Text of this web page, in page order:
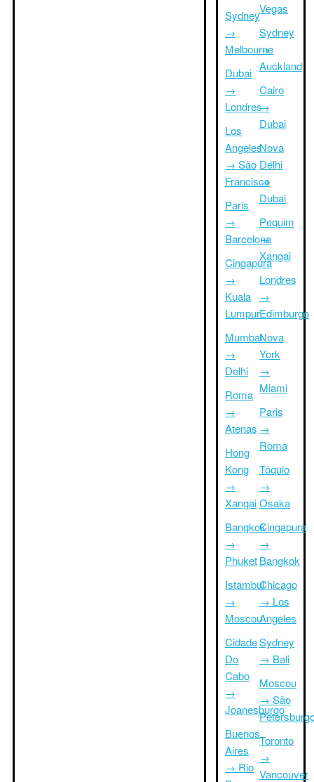
Sydney
→
Melbourne
Dubai
→
Londres
Los
Angeles
→ São
Francisco
Paris
→
Barcelona
Cingapura
→
Kuala
Lumpur
Mumbai
→
Delhi
Roma
→
Atenas
Hong
Kong
→
Xangai
Bangkok
→
Phuket
Istambul
→
Moscou
Cidade
Do
Cabo
→
Joanesburgo
Buenos
Aires
→ Rio
Vegas
Sydney
→
Auckland
Cairo
→
Dubai
Nova
Délhi
→
Dubai
Pequim
→
Xangai
Londres
→
Edimburgo
Nova
York
→
Miami
Paris
→
Roma
Tóquio
→
Osaka
Cingapura
→
Bangkok
Chicago
→ Los
Angeles
Sydney
→ Bali
Moscou
→ São
Toronto
→
Vancouver